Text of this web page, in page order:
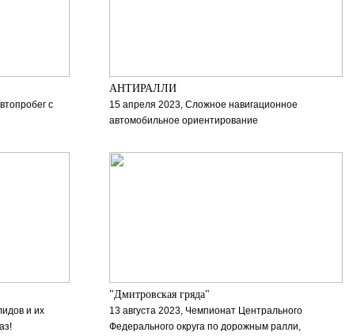
с
АНТИРАЛЛИ
15 апреля 2023, Сложное навигационное
автомобильное ориентирование
и их
"Дмитровская гряда"
13 августа 2023, Чемпионат Центрального
Федерального округа по дорожным ралли,